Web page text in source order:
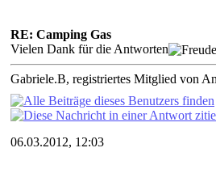
RE: Camping Gas
Vielen Dank für die Antworten
Gabriele.B, registriertes Mitglied von
06.03.2012, 12:03